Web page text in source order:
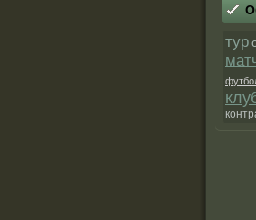
тур